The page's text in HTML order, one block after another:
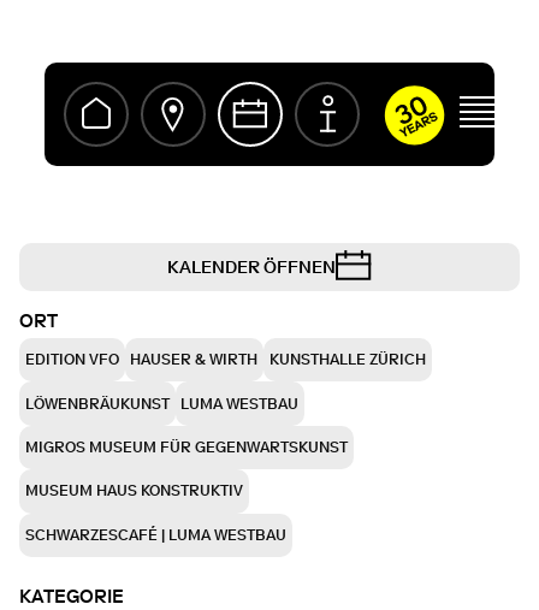
ivermectine
kopen
zonder
KALENDER ÖFFNEN
ORT
EDITION VFO HAUSER & WIRTH KUNSTHALLE ZÜRICH
LÖWENBRÄUKUNST LUMA WESTBAU
MIGROS MUSEUM FÜR GEGENWARTSKUNST
MUSEUM HAUS KONSTRUKTIV
SCHWARZESCAFÉ | LUMA WESTBAU
KATEGORIE